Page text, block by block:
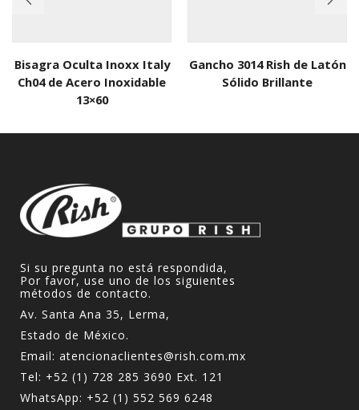
Bisagra Oculta Inoxx Italy
Ch04 de Acero Inoxidable
13×60
Gancho 3014 Rish de Latón
Sólido Brillante
Si su pregunta no está respondida,
Por favor, use uno de los siguientes
métodos de contacto.
Av. Santa Ana 35, Lerma,
Estado de México.
Email: atencionaclientes@rish.com.mx
Tel: +52 (1) 728 285 3690 Ext. 121
WhatsApp: +52 (1) 552 569 6248